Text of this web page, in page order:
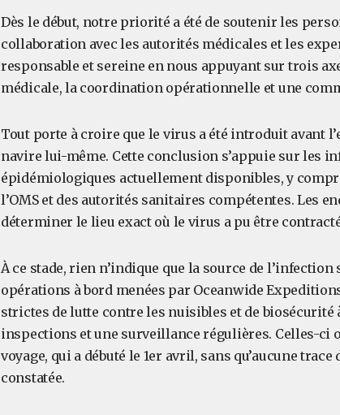
Dès le début, notre priorité a été de soutenir les
collaboration avec les autorités médicales et les
responsable et sereine en nous appuyant sur trois
médicale, la coordination opérationnelle et une
Tout porte à croire que le virus a été introduit avant
navire lui-même. Cette conclusion s’appuie sur les
épidémiologiques actuellement disponibles, y
l’OMS et des autorités sanitaires compétentes. Les
déterminer le lieu exact où le virus a pu être
À ce stade, rien n’indique que la source de l’infection
opérations à bord menées par Oceanwide
strictes de lutte contre les nuisibles et de biosécurité
inspections et une surveillance régulières. Celles-ci
voyage, qui a débuté le 1er avril, sans qu’aucune
constatée.